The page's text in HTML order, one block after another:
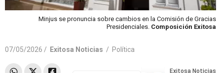
Minjus se pronuncia sobre cambios en la Comisión de Gracias
Presidenciales. Composición Exitosa
07/05/2026 / Exitosa Noticias / Política